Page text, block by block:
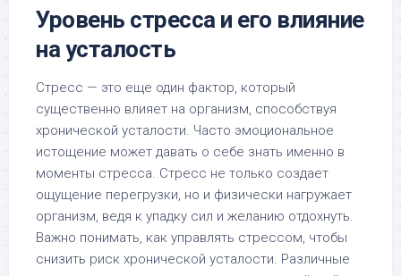
Уровень стресса и его влияние
на усталость
Стресс — это еще один фактор, который
существенно влияет на организм, способствуя
хронической усталости. Часто эмоциональное
истощение может давать о себе знать именно в
моменты стресса. Стресс не только создает
ощущение перегрузки, но и физически нагружает
организм, ведя к упадку сил и желанию отдохнуть.
Важно понимать, как управлять стрессом, чтобы
снизить риск хронической усталости. Различные